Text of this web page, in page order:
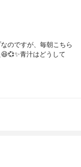
のですが、毎朝こちら
青汁はどうして